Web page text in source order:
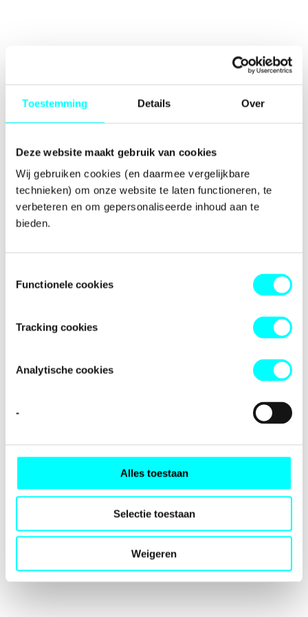
Toestemming Details Over
Deze website maakt gebruik van cookies
Wij gebruiken cookies (en daarmee vergelijkbare
technieken) om onze website te laten functioneren, te
verbeteren en om gepersonaliseerde inhoud aan te
bieden.
Functionele cookies
Tracking cookies
Analytische cookies
-
Alles toestaan
Selectie toestaan
Weigeren
-side exception has occurred while
browser consolefor